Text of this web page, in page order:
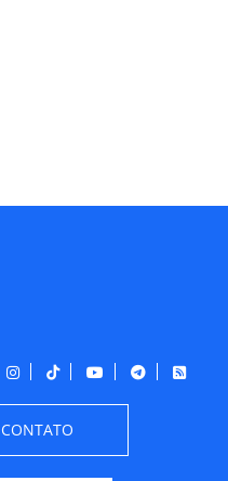
CONTATO